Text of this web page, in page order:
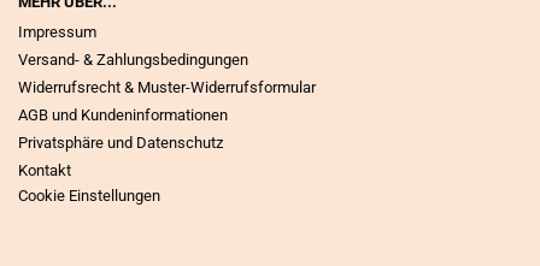
Impressum
Versand- & Zahlungsbedingungen
Widerrufsrecht & Muster-Widerrufsformular
AGB und Kundeninformationen
Privatsphäre und Datenschutz
Kontakt
Cookie Einstellungen